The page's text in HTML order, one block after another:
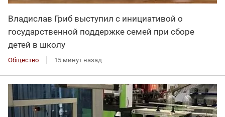
Владислав Гриб выступил с инициативой о
государственной поддержке семей при сборе
детей в школу
Общество 15 минут назад